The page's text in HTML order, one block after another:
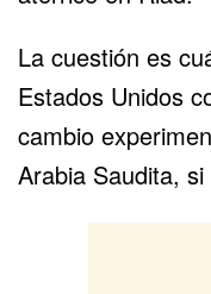
La cuestión es
Estados Unidos
cambio
Arabia Saudita,